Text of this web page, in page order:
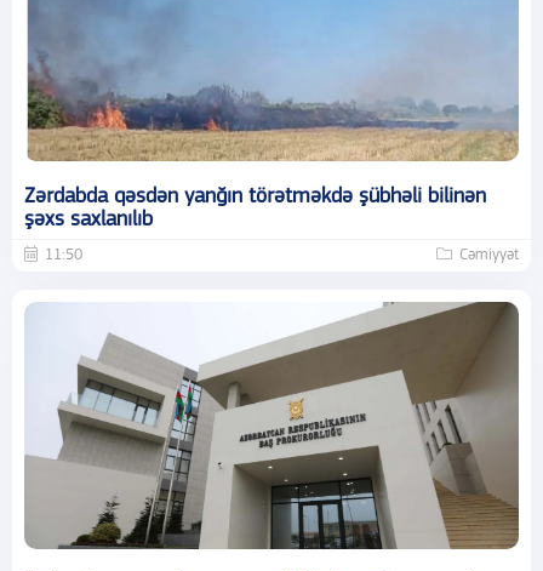
Zərdabda qəsdən yanğın törətməkdə şübhəli bilinən
şəxs saxlanılıb
11:50 Cəmiyyət